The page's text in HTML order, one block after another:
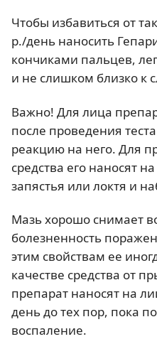
Чтобы избавиться от
р./день наносить
кончиками пальцев,
и не слишком близко к
Важно! Для лица
после проведения
реакцию на него. Для
средства его наносят
запястья или локтя и
Мазь хорошо снимает
болезненность
этим свойствам ее
качестве средства от
препарат наносят на
день до тех пор, пока
воспаление.